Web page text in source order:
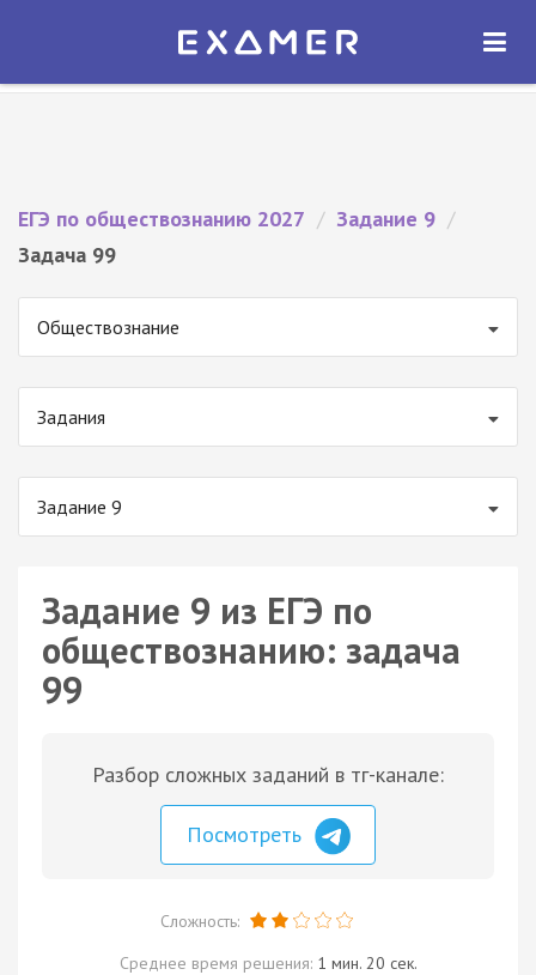
Экзамер — ЕГЭ 2027
ОТКРЫТЬ
ЕГЭ по обществознанию 2027 / Задание 9 /
Задача 99
Обществознание
Задания
Задание 9
Задание 9 из ЕГЭ по
обществознанию: задача
99
Разбор сложных заданий в тг-канале:
Посмотреть
Сложность:
Среднее время решения: 1 мин. 20 сек.